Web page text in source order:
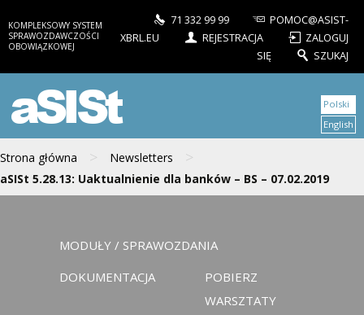
KOMPLEKSOWY SYSTEM
SPRAWOZDAWCZOŚCI
OBOWIĄZKOWEJ
71 332 99 99
POMOC@ASIST-
XBRL.EU
REJESTRACJA
ZALOGUJ
SIĘ
SZUKAJ
aSISt
Strona główna > Newsletters >
aSISt 5.28.13: Uaktualnienie dla banków – BS – 07.02.2019
Polski
English
MODUŁY / SPRAWOZDANIA
DOKUMENTACJA
POBIERZ
WARSZTATY